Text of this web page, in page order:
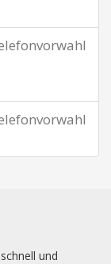
schnell und